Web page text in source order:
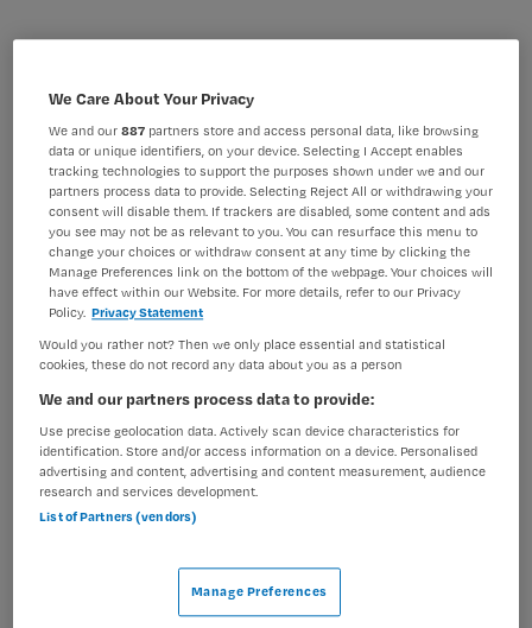
Verpleegkunde
BRANCHE
Instelling/tehuis
AANSTELLING
Niet nader bepaald
4 juni 2025 HBO
ERVARING
Ervaren
DIENSTVERBAND
Vacature niet beschikbaar
Deze vacature Regieverpleegkundige bij Maandag is niet
meer actueel. Hieronder staan enkele vergelijkbare
vacatures die voor u wellicht interessant zijn.
We Care About Your Privacy
We and our887 partners store and access personal data, like browsing
data or unique identifiers, on your device. Selecting I Accept enables
tracking technologies to support the purposes shown under we and our
partners process data to provide. Selecting Reject All or withdrawing your
consent will disable them. If trackers are disabled, some content and ads
you see may not be as relevant to you. You can resurface this menu to
change your choices or withdraw consent at any time by clicking the
Manage Preferences link on the bottom of the webpage. Your choices will
have effect within our Website. For more details, refer to our Privacy
Policy. Privacy Statement
Would you rather not? Then we only place essential and statistical
cookies, these do not record any data about you as a person
We and our partners process data to provide:
Use precise geolocation data. Actively scan device characteristics for
identification. Store and/or access information on a device. Personalised
advertising and content, advertising and content measurement, audience
research and services development.
List of Partners (vendors)
Manage Preferences